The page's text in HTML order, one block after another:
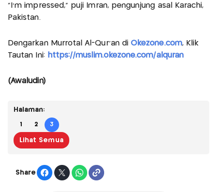
“I’m impressed,” puji Imran, pengunjung asal Karachi,
Pakistan.
Dengarkan Murrotal Al-Qur'an diOkezone.com, Klik
Tautan Ini: https://muslim.okezone.com/alquran
(Awaludin)
Halaman:
1 2 3
Lihat Semua
Share